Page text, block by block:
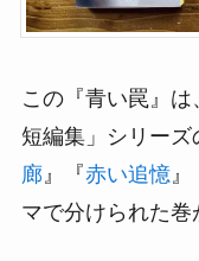
この『青い罠』
短編集」シリーズ
廊』『赤い追憶』
マで分けられた巻